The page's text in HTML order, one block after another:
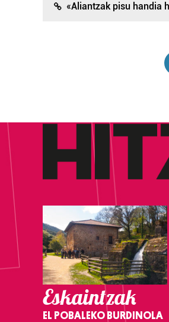
«Aliantzak pisu handia
Eskaintzak
EL POBALEKO BURDINOLA